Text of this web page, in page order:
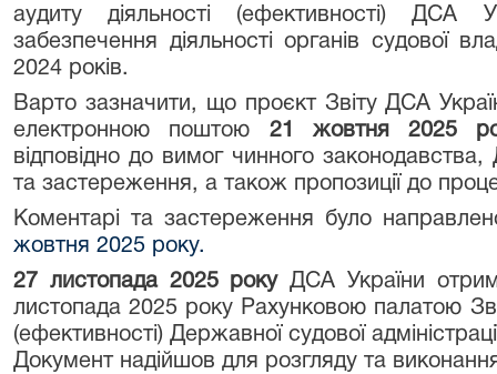
аудиту діяльності (ефективності) ДСА
забезпечення діяльності органів судової
2024 років.
Варто зазначити, що проєкт Звіту ДСА
електронною поштою 21 жовтня 2025
відповідно до вимог чинного законодавства,
та застереження, а також пропозиції до
Коментарі та застереження було
жовтня 2025 року.
27 листопада 2025 рокуДСА України
листопада 2025 року Рахунковою палатою
(ефективності) Державної судової
Документ надійшов для розгляду та